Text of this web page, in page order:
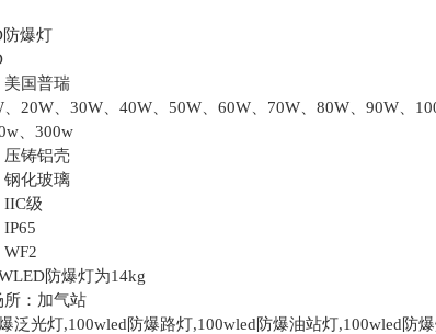
防爆灯
美国普瑞
20W、30W、40W、50W、60W、70W、80W、90W、
、300w
压铸铝壳
钢化玻璃
IIC级
防爆灯为14kg
所：加气站
泛光灯,100wled防爆路灯,100wled防爆油站灯,100wled防